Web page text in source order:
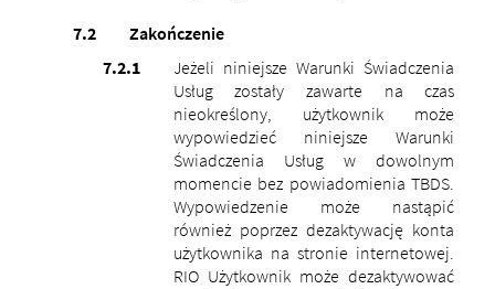
Zakończenie
Jeżeli niniejsze Warunki Świadczenia
Usług zostały zawarte na czas
nieokreślony, użytkownik może
wypowiedzieć niniejsze Warunki
Świadczenia Usług w dowolnym
momencie bez powiadomienia TBDS.
Wypowiedzenie może nastąpić
również poprzez dezaktywację konta
użytkownika na stronie internetowej.
RIO Użytkownik może dezaktywować